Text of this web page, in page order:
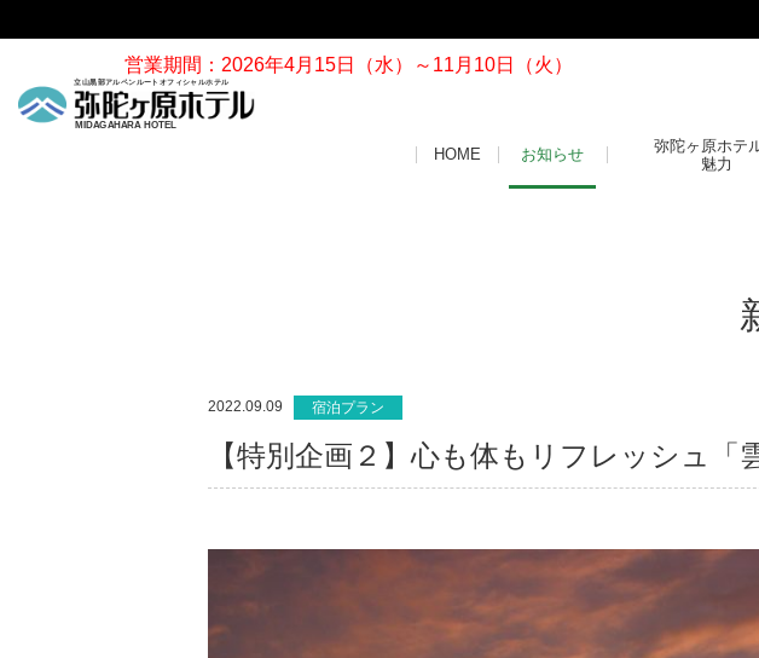
立山黒部アルペンルートオフィシャルホテル
MIDAGAHARA HOTEL
営業期間：2026年4月15日（水）～11月10日（火）
HOME お知らせ
弥陀ヶ原ホテ
魅力
2022.09.09 宿泊プラン
【特別企画２】心も体もリフレッシュ「